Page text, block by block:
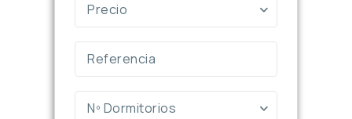
Precio
Nº Dormitorios